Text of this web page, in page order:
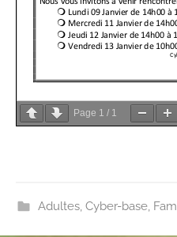
Page 1 / 1
Adultes, Cyber-base,